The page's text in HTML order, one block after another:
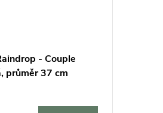
- Couple
průměr 37 cm